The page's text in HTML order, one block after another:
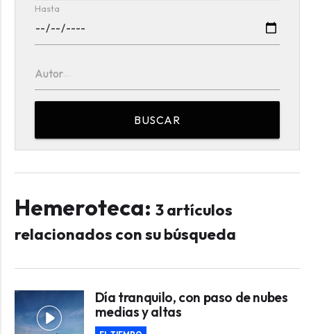
Hasta
Autor
BUSCAR
Hemeroteca: 3 artículos
relacionados con su búsqueda
Día tranquilo, con paso de nubes
medias y altas